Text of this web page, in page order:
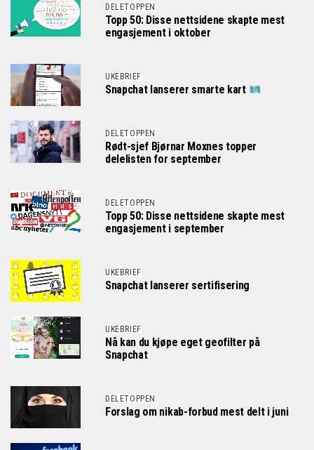
DELETOPPEN
Topp 50: Disse nettsidene skapte mest
engasjement i oktober
UKEBRIEF
Snapchat lanserer smarte kart
DELETOPPEN
Rødt-sjef Bjørnar Moxnes topper
delelisten for september
DELETOPPEN
Topp 50: Disse nettsidene skapte mest
engasjement i september
UKEBRIEF
Snapchat lanserer sertifisering
UKEBRIEF
Nå kan du kjøpe eget geofilter på
Snapchat
DELETOPPEN
Forslag om nikab-forbud mest delt i juni